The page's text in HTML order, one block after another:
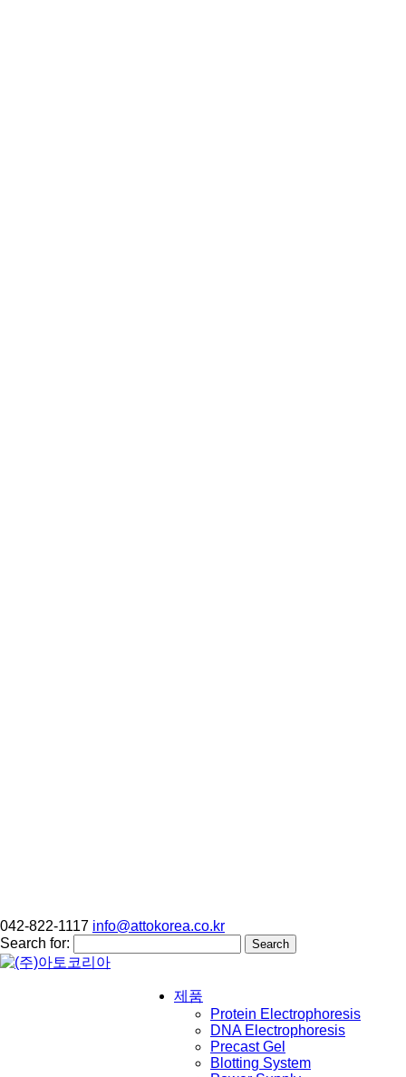
042-822-1117 info@attokorea.co.kr
Search for:
제품
Protein Electrophoresis
DNA Electrophoresis
Precast Gel
Blotting System